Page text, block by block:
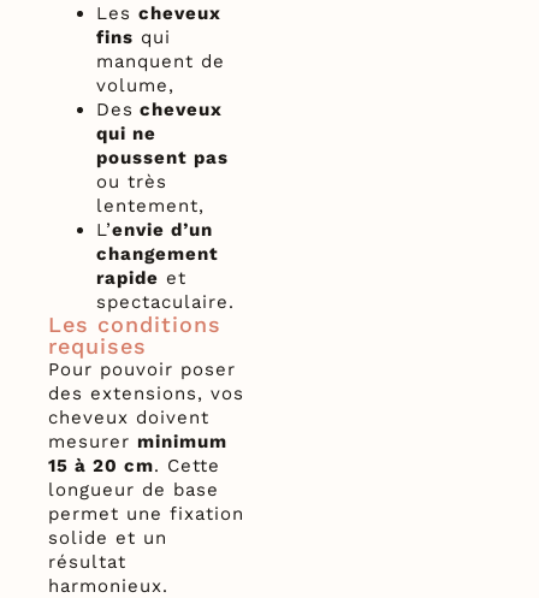
Les cheveux
fins qui
manquent de
volume,
Des cheveux
qui ne
poussent pas
ou très
lentement,
L’envie d’un
changement
rapide et
spectaculaire.
Les conditions
requises
Pour pouvoir poser
des extensions, vos
cheveux doivent
mesurer minimum
15 à 20 cm. Cette
longueur de base
permet une fixation
solide et un
résultat
harmonieux.